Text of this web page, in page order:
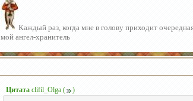
Каждый раз, когда мне в голову приходит
мой ангел-хранитель
Цитата clifil_Olga (
)